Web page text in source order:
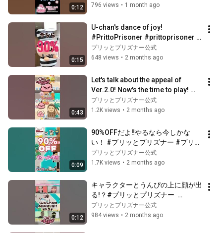
0:12
796 views • 1 month ago
0:15
U-chan's dance of joy!
#PrittoPrisoner #prittoprisoner
#PurittoPrisoner #shorts
#switch2
プリッとプリズナー公式
648 views • 2 months ago
0:43
Let's talk about the appeal of
Ver.2.0! Now's the time to play!
#PrittoPrisoner #prittoprisoner
#...
プリッとプリズナー公式
1.2K views • 2 months ago
0:09
90%OFFだよ‼️やるなら今しかな
い！ #プリッとプリズナー #プリプ
リ #prittoprisoner #普力多普力茲
納 #shorts
プリッとプリズナー公式
1.7K views • 2 months ago
0:12
キャラクターとうんぴの上に顔が出
る!？#プリッとプリズナー
#prittoprisoner #普力多普力茲納
#shorts #ミラクルピッツァ #カメ
プリッとプリズナー公式
984 views • 2 months ago